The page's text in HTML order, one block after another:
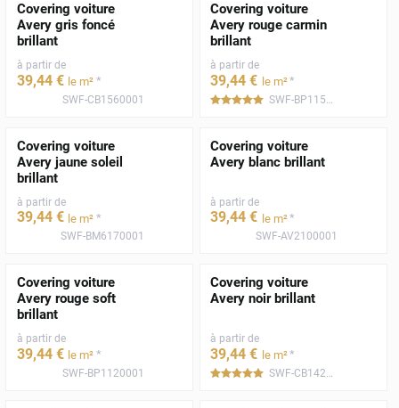
Covering voiture
Avery gris foncé
brillant
à partir de
39,44 € le m² *
SWF-CB1560001
Covering voiture
Avery rouge carmin
brillant
à partir de
39,44 € le m²*
*****
Covering voiture
Avery jaune soleil
brillant
à partir de
39,44 € le m² *
SWF-BM6170001
Covering voiture
Avery blanc brillant
à partir de
39,44 € le m²*
SWF-AV2100001
Covering voiture
Avery rouge soft
brillant
à partir de
39,44 € le m² *
SWF-BP1120001
Covering voiture
Avery noir brillant
à partir de
39,44 € le m²*
*****